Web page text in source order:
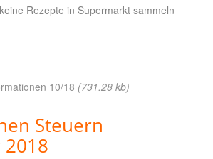
Rezepte in Supermarkt sammeln
10/18 (731.28 kb)
Steuern